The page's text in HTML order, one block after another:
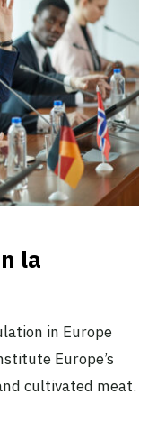
la
in Europe
Europe’s
cultivated meat.